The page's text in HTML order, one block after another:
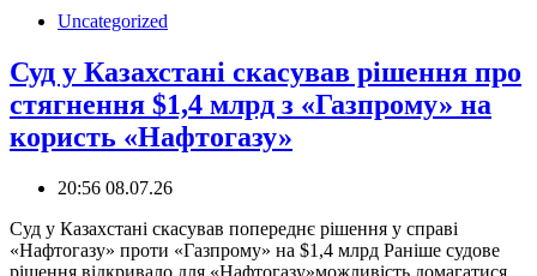
Uncategorized
Суд у Казахстані скасував рішення про
стягнення $1,4 млрд з «Газпрому» на
користь «Нафтогазу»
20:56 08.07.26
️Суд у Казахстані скасував попереднє рішення у справі
«Нафтогазу» проти «Газпрому» на $1,4 млрд Раніше судове